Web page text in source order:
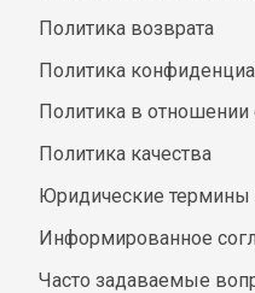
Политика возврата
Политика
Политика в
Политика качества
Юридические термины
Информированное
Часто задаваемые